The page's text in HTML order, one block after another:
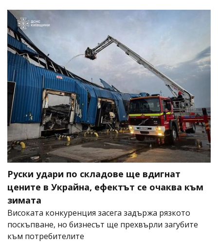
Руски удари по складове ще вдигнат
цените в Украйна, ефектът се очаква към
зимата
Високата конкуренция засега задържа рязкото
поскъпване, но бизнесът ще прехвърли загубите
към потребителите